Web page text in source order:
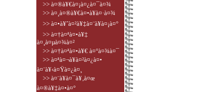
>> à¤®à¥€à¤¡à¤¿à¤¯à¤¾
>> à¤¸à¤®à¥€à¤•à¥à¤·à¤¾
>> à¤•à¥ˆà¤²à¥‡à¤¨à¥à¤¡à¤°
>> à¤†à¤ªà¤•à¥‡
à¤¸à¤µà¤¾à¤²
>> à¤†à¤ªà¤•à¥€ à¤°à¤¾à¤¯
>> à¤ªà¤¬à¥à¤²à¤¿à¤•
à¤¨à¥‹à¤Ÿà¤¿à¤¸
>> à¤¨à¥à¤¯à¥‚à¤œ
à¤®à¥‡à¤•à¤°